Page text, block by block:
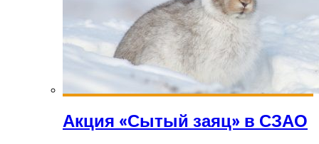
Акция «Сытый заяц» в СЗАО